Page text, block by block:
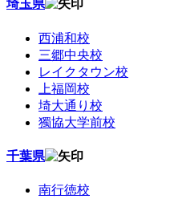
埼玉県
西浦和校
三郷中央校
レイクタウン校
上福岡校
埼大通り校
獨協大学前校
千葉県
南行徳校